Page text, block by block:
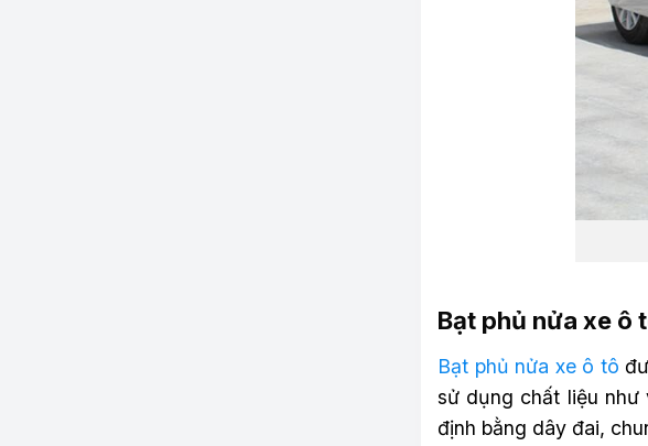
Bạt phủ nửa xe ô
Bạt phủ nửa xe ô tô
sử dụng chất liệu như
định bằng dây đai,